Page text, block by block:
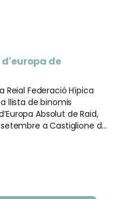
de
Reial Federació Hípica
llista de binomis
Absolut de Raid,
a Castiglione del